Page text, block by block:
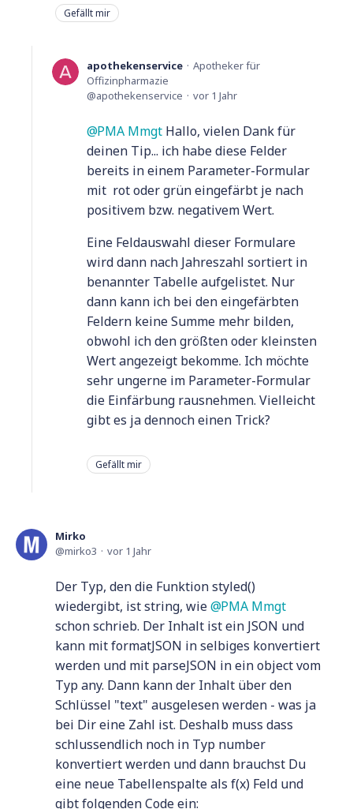
Gefällt mir
apothekenservice
Apotheker für
Offizinpharmazie
apothekenservice
vor 1 Jahr
PMA Mmgt Hallo, vielen Dank für
deinen Tip... ich habe diese Felder
bereits in einem Parameter-Formular
mit rot oder grün eingefärbt je nach
positivem bzw. negativem Wert.
Eine Feldauswahl dieser Formulare
wird dann nach Jahreszahl sortiert in
benannter Tabelle aufgelistet. Nur
dann kann ich bei den eingefärbten
Feldern keine Summe mehr bilden,
obwohl ich den größten oder kleinsten
Wert angezeigt bekomme. Ich möchte
sehr ungerne im Parameter-Formular
die Einfärbung rausnehmen. Vielleicht
gibt es ja dennoch einen Trick?
Gefällt mir
Mirko
mirko3
vor 1 Jahr
Der Typ, den die Funktion styled()
wiedergibt, ist string, wie
PMA Mmgt
schon schrieb. Der Inhalt ist ein JSON und
kann mit formatJSON in selbiges konvertiert
werden und mit parseJSON in ein object vom
Typ any. Dann kann der Inhalt über den
Schlüssel "text" ausgelesen werden - was ja
bei Dir eine Zahl ist. Deshalb muss dass
schlussendlich noch in Typ number
konvertiert werden und dann brauchst Du
eine neue Tabellenspalte als f(x) Feld und
gibt folgenden Code ein: